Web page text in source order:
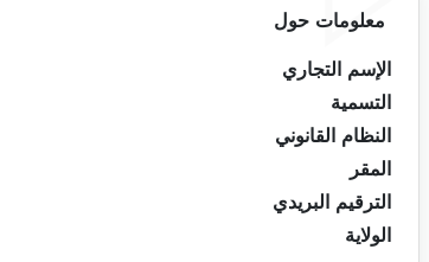
معلومات حول
الإسم التجاري
التسمية
النظام القانوني
المقر
الترقيم البريدي
الولاية